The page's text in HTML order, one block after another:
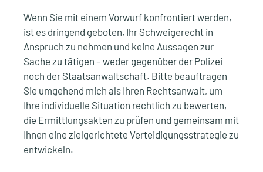
Wenn Sie mit einem Vorwurf konfrontiert werden,
ist es dringend geboten, Ihr Schweigerecht in
Anspruch zu nehmen und keine Aussagen zur
Sache zu tätigen – weder gegenüber der Polizei
noch der Staatsanwaltschaft. Bitte beauftragen
Sie umgehend mich als Ihren Rechtsanwalt, um
Ihre individuelle Situation rechtlich zu bewerten,
die Ermittlungsakten zu prüfen und gemeinsam mit
Ihnen eine zielgerichtete Verteidigungsstrategie zu
entwickeln.